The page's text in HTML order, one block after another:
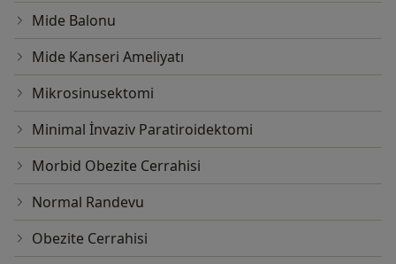
Mide Balonu
Mide Kanseri Ameliyatı
Mikrosinusektomi
Minimal İnvaziv Paratiroidektomi
Morbid Obezite Cerrahisi
Normal Randevu
Obezite Cerrahisi